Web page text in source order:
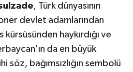
, Türk dünyasının
devlet adamlarından
haykırdığı ve
da en büyük
söz, bağımsızlığın sembolü